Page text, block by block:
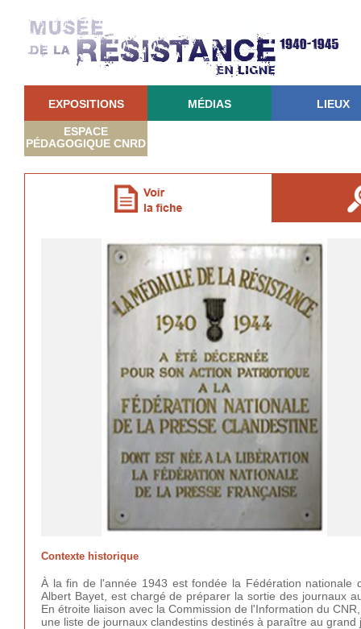
EXPOSITIONS MÉDIAS LIEUX
ESPACE
PÉDAGOGIQUE CNRD
Contexte historique
À la fin de l'année 1943 est fondée la Fédération nationale
Albert Bayet, est chargé de préparer la sortie des journaux
En étroite liaison avec la Commission de l'Information du
une liste de journaux clandestins destinés à paraître au grand